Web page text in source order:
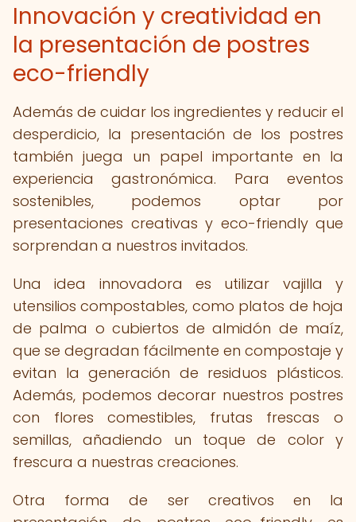
Innovación y creatividad en
la presentación de postres
eco-friendly
Además de cuidar los ingredientes y reducir el
desperdicio, la presentación de los postres
también juega un papel importante en la
experiencia gastronómica. Para eventos
sostenibles, podemos optar por
presentaciones creativas y eco-friendly que
sorprendan a nuestros invitados.
Una idea innovadora es utilizar vajilla y
utensilios compostables, como platos de hoja
de palma o cubiertos de almidón de maíz,
que se degradan fácilmente en compostaje y
evitan la generación de residuos plásticos.
Además, podemos decorar nuestros postres
con flores comestibles, frutas frescas o
semillas, añadiendo un toque de color y
frescura a nuestras creaciones.
Otra forma de ser creativos en la